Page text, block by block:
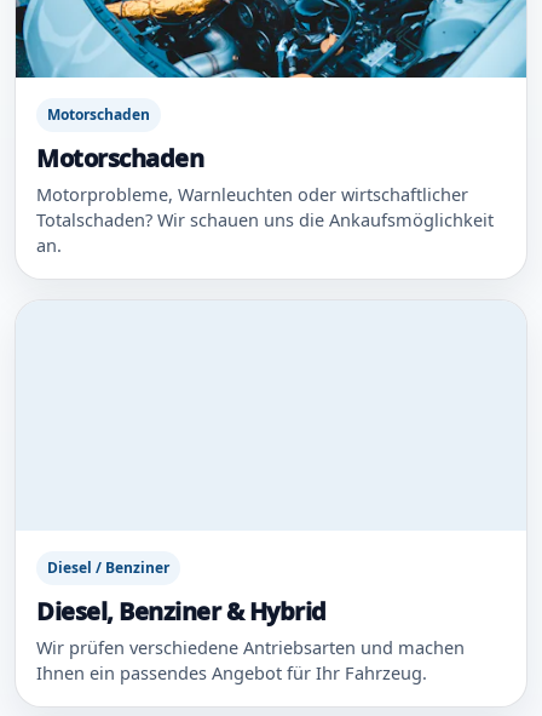
Motorschaden
Motorschaden
Motorprobleme, Warnleuchten oder wirtschaftlicher
Totalschaden? Wir schauen uns die Ankaufsmöglichkeit
an.
Diesel / Benziner
Diesel, Benziner & Hybrid
Wir prüfen verschiedene Antriebsarten und machen
Ihnen ein passendes Angebot für Ihr Fahrzeug.